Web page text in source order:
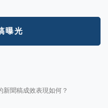
曝光
聞稿成效表現如何？